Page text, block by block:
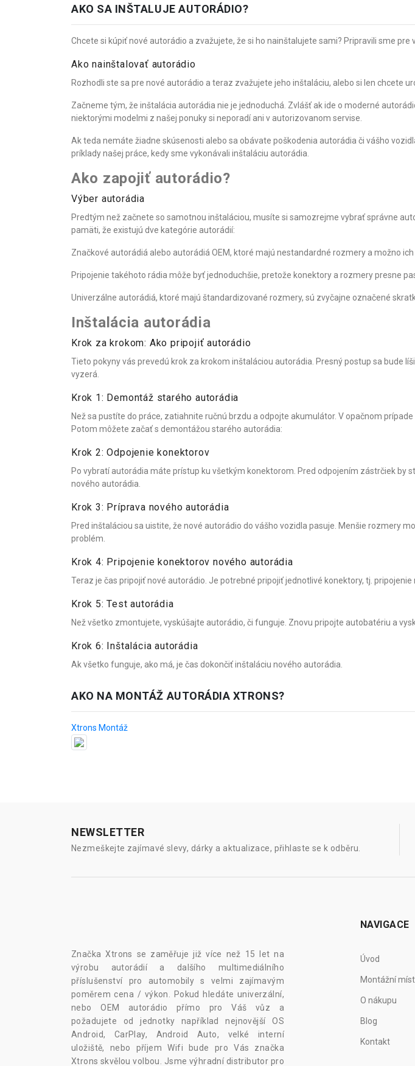
AKO SA INŠTALUJE AUTORÁDIO?
Chcete si kúpiť nové autorádio a zvažujete, že si ho nainštalujete sami? Pripravili sme
Ako nainštalovať autorádio
Rozhodli ste sa pre nové autorádio a teraz zvažujete jeho inštaláciu, alebo si len chcete
Začneme tým, že inštalácia autorádia nie je jednoduchá. Zvlášť ak ide o moderné
niektorými modelmi z našej ponuky si neporadí ani v autorizovanom servise.
Ak teda nemáte žiadne skúsenosti alebo sa obávate poškodenia autorádia či vášho
príklady našej práce, kedy sme vykonávali inštaláciu autorádia.
Ako zapojiť autorádio?
Výber autorádia
Predtým než začnete so samotnou inštaláciou, musíte si samozrejme vybrať správne
pamäti, že existujú dve kategórie autorádií:
Značkové autorádiá alebo autorádiá OEM, ktoré majú nestandardné rozmery a možno
Pripojenie takéhoto rádia môže byť jednoduchšie, pretože konektory a rozmery presne
Univerzálne autorádiá, ktoré majú štandardizované rozmery, sú zvyčajne označené
Inštalácia autorádia
Krok za krokom: Ako pripojiť autorádio
Tieto pokyny vás prevedú krok za krokom inštaláciou autorádia. Presný postup sa bude
vyzerá.
Krok 1: Demontáž starého autorádia
Než sa pustíte do práce, zatiahnite ručnú brzdu a odpojte akumulátor. V opačnom
Potom môžete začať s demontážou starého autorádia:
Krok 2: Odpojenie konektorov
Po vybratí autorádia máte prístup ku všetkým konektorom. Pred odpojením zástrčiek by
nového autorádia.
Krok 3: Príprava nového autorádia
Pred inštaláciou sa uistite, že nové autorádio do vášho vozidla pasuje. Menšie rozmery
problém.
Krok 4: Pripojenie konektorov nového autorádia
Teraz je čas pripojiť nové autorádio. Je potrebné pripojiť jednotlivé konektory, tj.
Krok 5: Test autorádia
Než všetko zmontujete, vyskúšajte autorádio, či funguje. Znovu pripojte autobatériu a
Krok 6: Inštalácia autorádia
Ak všetko funguje, ako má, je čas dokončiť inštaláciu nového autorádia.
AKO NA MONTÁŽ AUTORÁDIA XTRONS?
Xtrons Montáž
NEWSLETTER
Nezmeškejte zajímavé slevy, dárky a aktualizace, přihlaste se k odběru.
Značka Xtrons se zaměřuje již více než 15 let na
výrobu autorádií a dalšího multimediálního
příslušenství pro automobily s velmi zajímavým
poměrem cena / výkon. Pokud hledáte univerzální,
nebo OEM autorádio přímo pro Váš vůz a
požadujete od jednotky například nejnovější OS
Android, CarPlay, Android Auto, velké interní
uložiště, nebo příjem Wifi bude pro Vás značka
Xtrons skvělou volbou. Jsme výhradní distributor pro
NAVIGACE
Úvod
Montážní
O nákupu
Blog
Kontakt